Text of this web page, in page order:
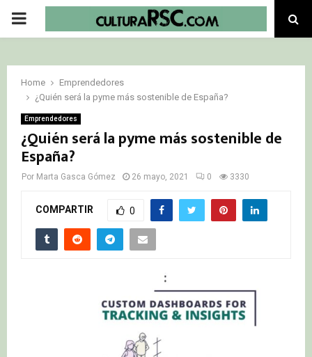
PRIMARY
Home
Emprendedores
¿Quién será la pyme más sostenible de España?
Emprendedores
¿Quién será la pyme más sostenible de
España?
Por Marta Gasca Gómez 26 mayo, 2021 0 3330
COMPARTIR 0